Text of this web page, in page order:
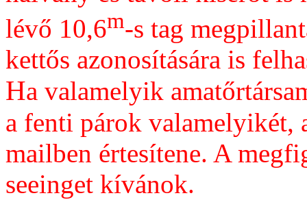
lévő 10,6m-s tag
kettős azonosítására is
Ha valamelyik
a fenti párok valamelyikét,
mailben értesítene. A
seeinget kívánok.